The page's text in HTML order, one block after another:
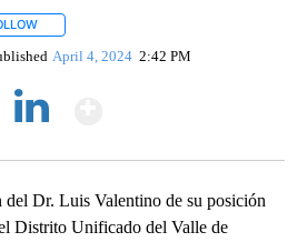
April 4, 2024 2:42 PM
del Dr. Luis Valentino de su posición
Distrito Unificado del Valle de